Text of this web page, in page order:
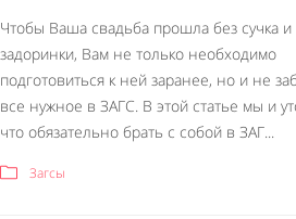
Чтобы Ваша свадьба прошла без сучка и
задоринки, Вам не только необходимо
подготовиться к ней заранее, но и не
все нужное в ЗАГС. В этой статье мы и
что обязательно брать с собой в ЗАГ...
Загсы